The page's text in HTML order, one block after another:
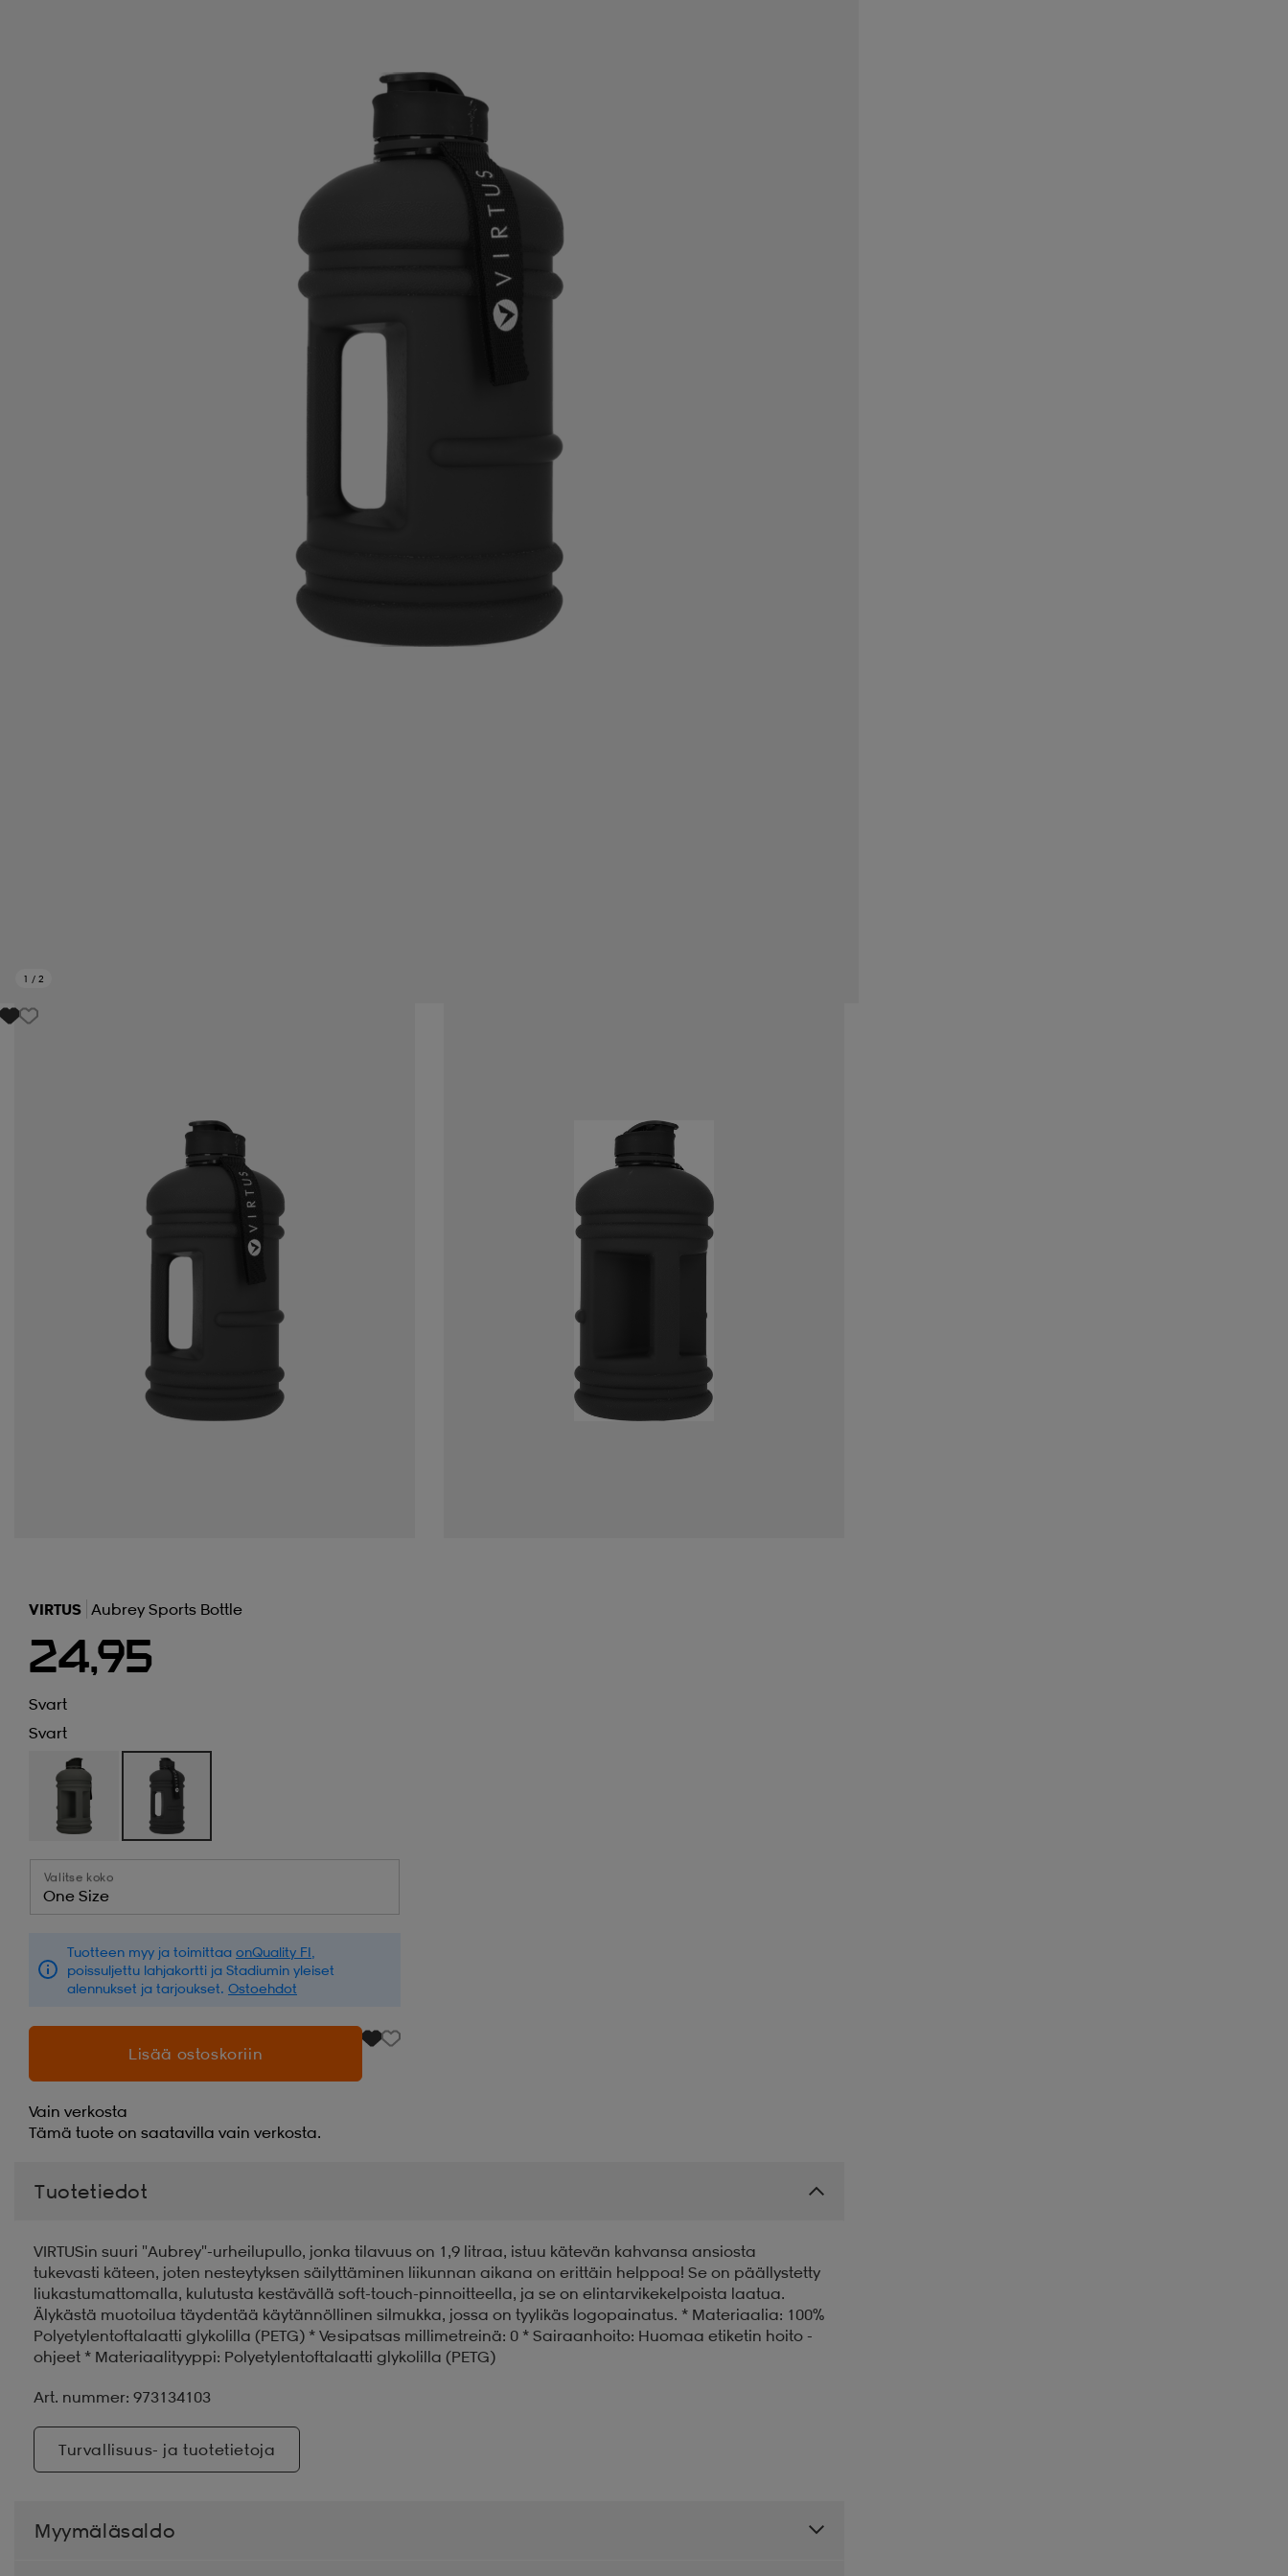
1 / 2
VIRTUS Aubrey Sports Bottle
24,95
Svart
Svart
Valitse koko
One Size
Tuotteen myy ja toimittaa onQuality FI
poissuljettu lahjakortti ja Stadiumin yleiset
alennukset ja tarjoukset. Ostoehdot
Lisää ostoskoriin
Vain verkosta
Tämä tuote on saatavilla vain verkosta.
Tuotetiedot
VIRTUSin suuri "Aubrey"-urheilupullo, jonka tilavuus on 1,9 litraa, istuu kätevän kahvansa ansiosta
tukevasti käteen, joten nesteytyksen säilyttäminen liikunnan aikana on erittäin helppoa! Se on päällystetty
liukastumattomalla, kulutusta kestävällä soft-touch-pinnoitteella, ja se on elintarvikekelpoista laatua.
Älykästä muotoilua täydentää käytännöllinen silmukka, jossa on tyylikäs logopainatus. * Materiaalia: 100%
Polyetylentoftalaatti glykolilla (PETG) * Vesipatsas millimetreinä: 0 * Sairaanhoito: Huomaa etiketin hoito -
ohjeet * Materiaalityyppi: Polyetylentoftalaatti glykolilla (PETG)
Art. nummer: 973134103
Turvallisuus- ja tuotetietoja
Myymäläsaldo